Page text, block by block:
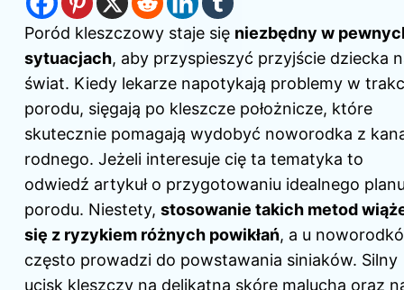
Poród kleszczowy staje się niezbędny w
sytuacjach, aby przyspieszyć przyjście dziecka
świat. Kiedy lekarze napotykają problemy w
porodu, sięgają po kleszcze położnicze, które
skutecznie pomagają wydobyć noworodka z
rodnego. Jeżeli interesuje cię ta tematyka to
odwiedź artykuł o przygotowaniu idealnego
porodu. Niestety, stosowanie takich metod
się z ryzykiem różnych powikłań, a u
często prowadzi do powstawania siniaków. Silny
ucisk kleszczy na delikatną skórę malucha oraz